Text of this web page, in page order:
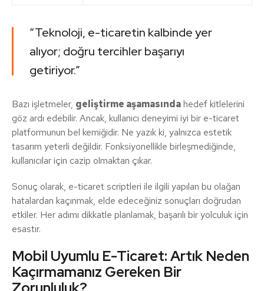
“Teknoloji, e-ticaretin kalbinde yer
alıyor; doğru tercihler başarıyı
getiriyor.”
Bazı işletmeler, geliştirme aşamasındahedef kitlelerini
göz ardı edebilir. Ancak, kullanıcı deneyimi iyi bir e-ticaret
platformunun bel kemiğidir. Ne yazık ki, yalnızca estetik
tasarım yeterli değildir. Fonksiyonellikle birleşmediğinde,
kullanıcılar için cazip olmaktan çıkar.
Sonuç olarak, e-ticaret scriptleri ile ilgili yapılan bu olağan
hatalardan kaçınmak, elde edeceğiniz sonuçları doğrudan
etkiler. Her adımı dikkatle planlamak, başarılı bir yolculuk için
esastır.
Mobil Uyumlu E-Ticaret: Artık Neden
Kaçırmamanız Gereken Bir